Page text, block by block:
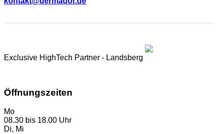
Exclusive HighTech Partner - Landsberg
Öffnungszeiten
Mo
08.30 bis 18.00 Uhr
Di, Mi